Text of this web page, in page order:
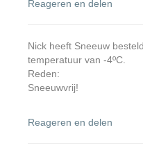
Reageren en delen
Nick heeft Sneeuw
temperatuur van -4ºC.
Reden:
Sneeuwvrij!
Reageren en delen